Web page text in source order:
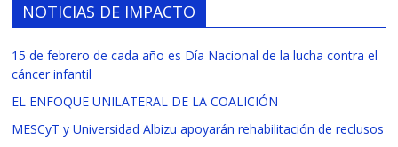
NOTICIAS DE IMPACTO
15 de febrero de cada año es Día Nacional de la lucha contra el
cáncer infantil
EL ENFOQUE UNILATERAL DE LA COALICIÓN
MESCyT y Universidad Albizu apoyarán rehabilitación de reclusos